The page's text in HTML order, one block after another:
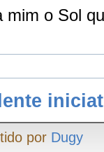
mim o Sol
por Dugy